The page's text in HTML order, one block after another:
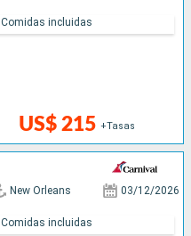
US$ 215 +Tasas
Comidas incluidas
New Orleans 03/12/2026
Comidas incluidas